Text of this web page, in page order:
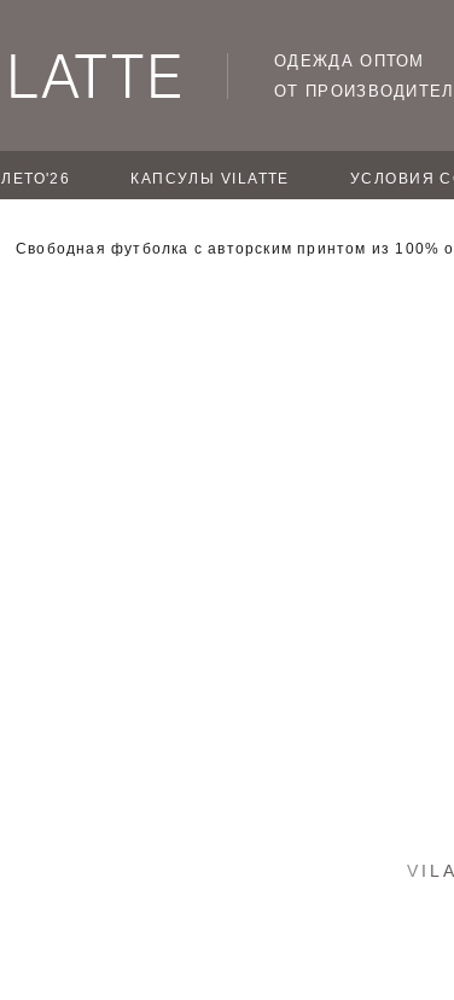
ОДЕЖДА ОПТОМ
ОТ
ЛЕТО'26 КАПСУЛЫ VILATTE УСЛОВИЯ
Свободная футболка с авторским принтом из 100%